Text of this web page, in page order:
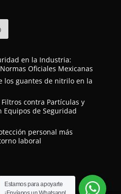
en la Industria:
Oficiales Mexicanas
los guantes de nitrilo en la
contra Partículas y
Equipos de Seguridad
personal más
laboral
Estamos para apoyarte